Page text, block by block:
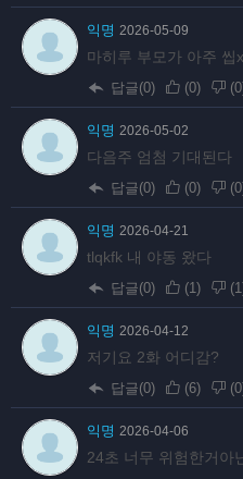
익명 2026-05-09
마히루 부모가 아주 씹
답글(0) (0) (0
익명 2026-05-02
다음주 엄첨 기대된다
답글(0) (0) (0
익명 2026-04-21
tlqkfk 내 야동 왔다
답글(0) (1) (1
익명 2026-04-12
저기요 2화 어디감?
답글(0) (6) (0
익명 2026-04-06
24초 너무 위험한거아